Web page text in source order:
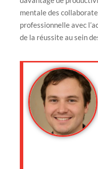
mentale des
professionnelle avec
de la réussite au sein